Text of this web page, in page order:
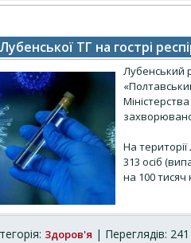
ТГ на гострі
Лубенський
На території
313 осіб
на 100 тисяч
Здоров'я | Переглядів: 241